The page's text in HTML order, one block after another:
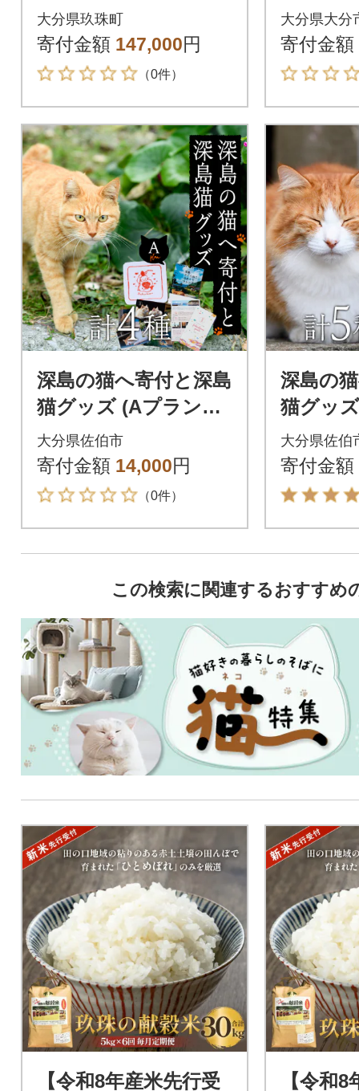
イ シングルサイズ ネ
イビー
大分県玖珠町
寄付金額 147,000円
（0件）
まかせ
3
大分県大分
寄付金額
深島の猫へ寄付と深島
猫グッズ (Aプラン・
計4種)
大分県佐伯市
寄付金額 14,000円
（0件）
深島の
猫グッ
計5種)
大分県佐伯
寄付金額
この検索に関連するおすすめ
【令和8年産米先行受 【令和